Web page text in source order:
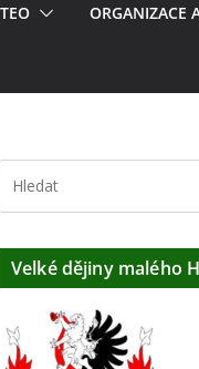
ORGANIZACE
Velké dějiny malého